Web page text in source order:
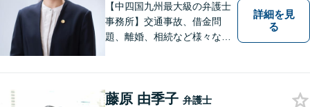
【中四国九州最大級の弁護士
事務所】交通事故、借金問
題、離婚、相続など様々な問
い！
詳細を見
る
藤原 由季子 弁護士